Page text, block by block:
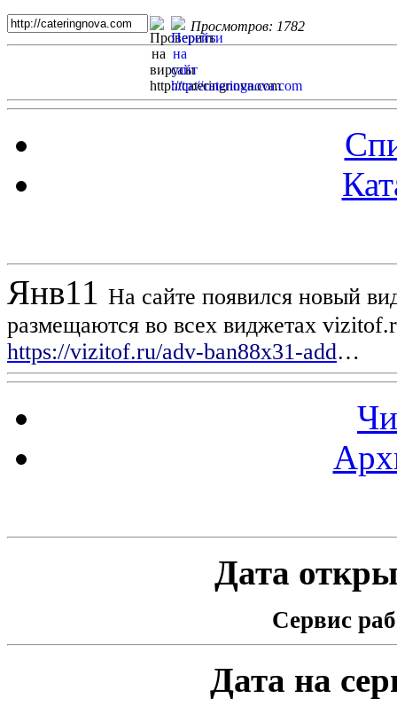
Просмотров: 1782
Янв11 На сайте появился новый
размещаются во всех виджетах
https://vizitof.ru/adv-ban88x31-add…
Дата
Сервис
Дата на